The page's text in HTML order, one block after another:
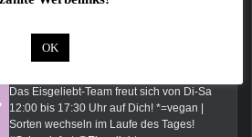
Das Eisgeliebt-Team freut sich von Di-Sa
12:00 bis 17:30 Uhr auf Dich! *=vegan |
Sorten wechseln im Laufe des Tages!
OK